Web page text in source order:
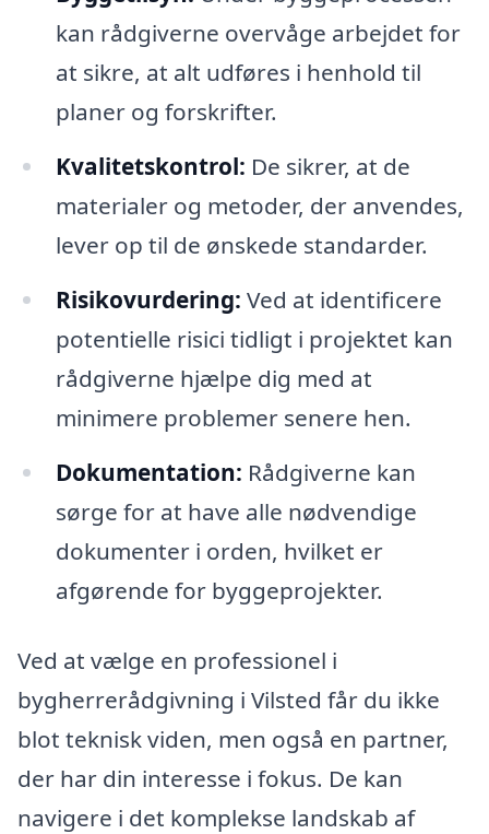
kan rådgiverne overvåge arbejdet for
at sikre, at alt udføres i henhold til
planer og forskrifter.
Kvalitetskontrol: De sikrer, at de
materialer og metoder, der anvendes,
lever op til de ønskede standarder.
Risikovurdering: Ved at identificere
potentielle risici tidligt i projektet kan
rådgiverne hjælpe dig med at
minimere problemer senere hen.
Dokumentation: Rådgiverne kan
sørge for at have alle nødvendige
dokumenter i orden, hvilket er
afgørende for byggeprojekter.
Ved at vælge en professionel i
bygherrerådgivning i Vilsted får du ikke
blot teknisk viden, men også en partner,
der har din interesse i fokus. De kan
navigere i det komplekse landskab af